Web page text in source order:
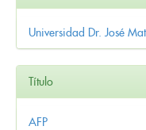
Universidad Dr. José
Título
AFP